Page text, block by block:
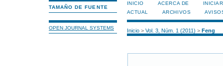
TAMAÑO DE FUENTE
OPEN JOURNAL SYSTEMS
INICIO ACERCA DE
ACTUAL
ARCHIVOS
Inicio> Vol. 3, Núm. 1 (2011) > Feng